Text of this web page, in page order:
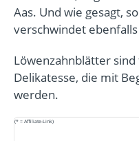
Aas. Und wie gesagt,
verschwindet
Löwenzahnblätter
Delikatesse, die mit
werden.
(* = Affiliate-Link)